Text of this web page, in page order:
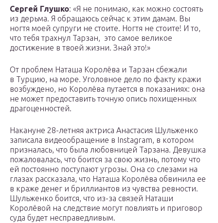
Сергей Глушко: «Я не понимаю, как можно состоять
из дерьма. Я обращаюсь сейчас к этим дамам. Вы
ногтя моей супруги не стоите. Ногтя не стоите! И то,
что тебя трахнул Тарзан, это самое великое
достижение в твоей жизни. Знай это!»
От проблем Наташа Королёва и Тарзан сбежали
в Турцию, на море. Уголовное дело по факту кражи
возбуждено, но Королёва путается в показаниях: она
не может предоставить точную опись похищенных
драгоценностей.
Накануне 28-летняя актриса Анастасия Шульженко
записала видеообращение в Instagram, в котором
призналась, что была любовницей Тарзана. Девушка
пожаловалась, что боится за свою жизнь, потому что
ей постоянно поступают угрозы. Она со слезами на
глазах рассказала, что Наташа Королёва обвинила ее
в краже денег и бриллиантов из чувства ревности.
Шульженко боится, что из-за связей Наташи
Королёвой на следствие могут повлиять и приговор
суда будет несправедливым.